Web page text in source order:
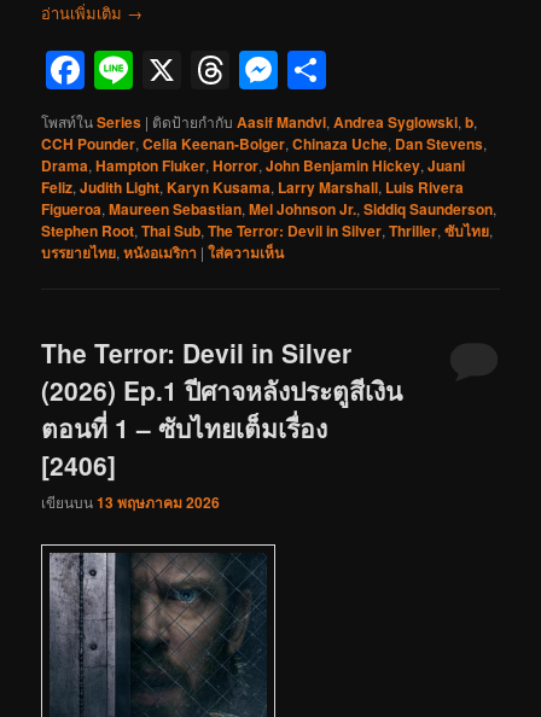
อ่านเพิ่มเติม →
Facebook
Line
X Threads
Messenger
โพสท์ในSeries | ติดป้ายกำกับ Aasif Mandvi,Andrea Syglowski,b,
CCH Pounder,Celia Keenan-Bolger,Chinaza Uche, Dan Stevens,
Drama,Hampton Fluker,Horror,John Benjamin Hickey,Juani
Feliz,Judith Light,Karyn Kusama, Larry Marshall, Luis Rivera
Figueroa,Maureen Sebastian,Mel Johnson Jr.,Siddiq Saunderson,
Stephen Root,Thai Sub,The Terror: Devil in Silver,Thriller,ซับไทย,
บรรยายไทย,หนังอเมริกา |ใส่ความเห็น
The Terror: Devil in Silver
(2026) Ep.1 ปีศาจหลังประตูสีเงิน
ตอนที่ 1 – ซับไทยเต็มเรื่อง
[2406]
เขียนบน13 พฤษภาคม 2026